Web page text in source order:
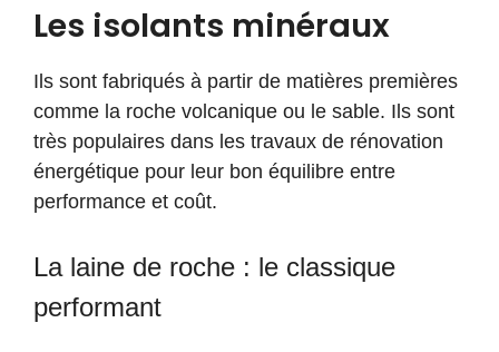
Les isolants minéraux
Ils sont fabriqués à partir de matières premières
comme la roche volcanique ou le sable. Ils sont
très populaires dans les travaux de rénovation
énergétique pour leur bon équilibre entre
performance et coût.
La laine de roche : le classique
performant